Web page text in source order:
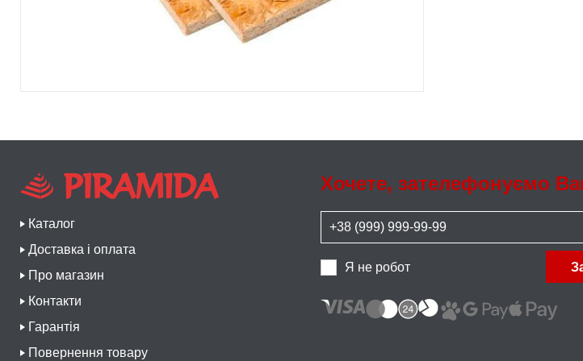
Каталог
Доставка і оплата
Про магазин
Контакти
Гарантія
Повернення товару
Хочете, зателефонуємо
Я не робот